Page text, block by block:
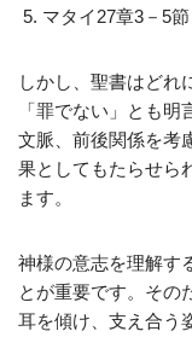
マタイ27章3－5
しかし、聖書はどれ
「罪でない」とも
文脈、前後関係を考
果としてもたらせら
ます。
神様の意志を理解す
とが重要です。その
耳を傾け、支え合う